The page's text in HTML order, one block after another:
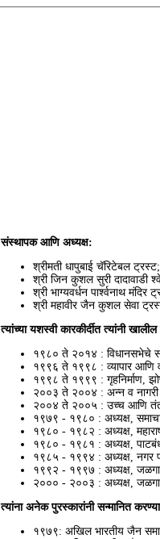
संस्थापक आणि अध्यक्ष:
श्रीमती धापुबाई चॅरिटेबल ट्रस्ट;
श्री जिन कुशल सुरी दादावाडी
श्री भाग्यवर्धन पार्श्वनाथ मंदिर
श्री महावीर जैन कुशल सेवा
त्यांच्या यशस्वी कारकीर्दीत त्यांनी
१९८० ते २०१४ : विधानसभेचे
१९९६ ते १९९८ : व्यापार आणि
१९९८ ते १९९९ : गृहनिर्माण,
२००३ ते २००४ : अन्न व नागरी
२००४ ते २००५ : उच्च आणि
१९७९ - १९८० : अध्यक्ष,
१९८० - १९८२ : अध्यक्ष,
१९८० - १९८१ : अध्यक्ष,
१९८५ - १९९४ : अध्यक्ष, नगर
१९९२ - १९९७ : अध्यक्ष, जळगाव
२००० - २००३ : अध्यक्ष, जळगाव
त्यांना अनेक पुरस्कारांनी सन्मानित
१९७९: अखिल भारतीय जैन